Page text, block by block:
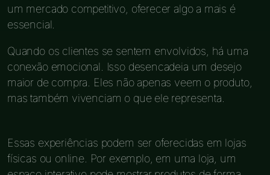
um mercado competitivo, oferecer algo a mais é
essencial.
Quando os clientes se sentem envolvidos, há uma
conexão emocional. Isso desencadeia um desejo
maior de compra. Eles não apenas veem o produto,
mas também vivenciam o que ele representa.
Essas experiências podem ser oferecidas em lojas
físicas ou online. Por exemplo, em uma loja, um